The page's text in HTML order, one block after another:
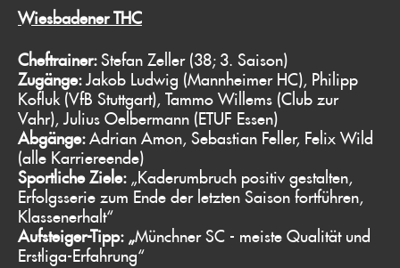
Wiesbadener THC
Cheftrainer:Stefan Zeller (38; 3. Saison)
Zugänge:Jakob Ludwig (Mannheimer HC), Philipp
Kofluk (VfB Stuttgart), Tammo Willems (Club zur
Vahr), Julius Oelbermann (ETUF Essen)
Abgänge:Adrian Amon, Sebastian Feller, Felix Wild
(alle Karriereende)
Sportliche Ziele: „Kaderumbruch positiv gestalten,
Erfolgsserie zum Ende der letzten Saison fortführen,
Klassenerhalt“
Aufsteiger-Tipp: „Münchner SC - meiste Qualität und
Erstliga-Erfahrung“